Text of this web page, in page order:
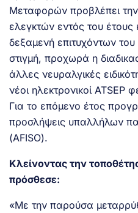
Μεταφορών προβλέπει
ελεγκτών εντός του έτους
δεξαμενή επιτυχόντων
στιγμή, προχωρά η
άλλες νευραλγικές
νέοι ηλεκτρονικοί ATSEP
Για το επόμενο έτος
προσλήψεις υπαλλήλων
(AFISO).
Κλείνοντας την
πρόσθεσε:
«Με την παρούσα